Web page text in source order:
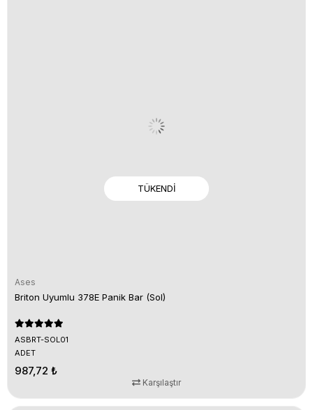
TÜKENDI
Ases
Briton Uyumlu 378E Panik Bar (Sol)
ASBRT-SOL01
ADET
987,72 ₺
Karşılaştır